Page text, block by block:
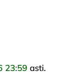
23:59 asti.